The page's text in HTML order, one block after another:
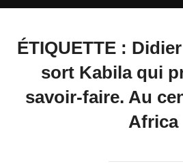
ÉTIQUETTE :
sort Kabila qui
savoir-faire. Au
Africa